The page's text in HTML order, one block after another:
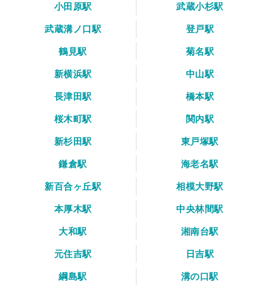
小田原駅
武蔵小杉駅
武蔵溝ノ口駅
登戸駅
鶴見駅
菊名駅
新横浜駅
中山駅
長津田駅
橋本駅
桜木町駅
関内駅
新杉田駅
東戸塚駅
鎌倉駅
海老名駅
新百合ヶ丘駅
相模大野駅
本厚木駅
中央林間駅
大和駅
湘南台駅
元住吉駅
日吉駅
綱島駅
溝の口駅